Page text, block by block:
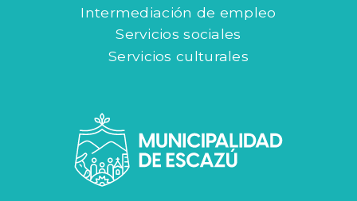
Intermediación de empleo
Servicios sociales
Servicios culturales